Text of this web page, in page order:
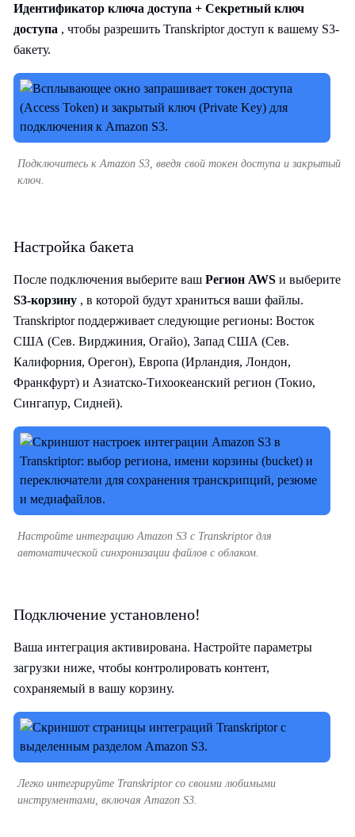
Идентификатор ключа доступа + Секретный ключ
доступа , чтобы разрешить Transkriptor доступ к вашему S3-
бакету.
Подключитесь к Amazon S3, введя свой токен доступа и закрытый
ключ.
Настройка бакета
После подключения выберите ваш Регион AWS и выберите
S3-корзину , в которой будут храниться ваши файлы.
Transkriptor поддерживает следующие регионы: Восток
США (Сев. Вирджиния, Огайо), Запад США (Сев.
Калифорния, Орегон), Европа (Ирландия, Лондон,
Франкфурт) и Азиатско-Тихоокеанский регион (Токио,
Сингапур, Сидней).
Настройте интеграцию Amazon S3 с Transkriptor для
автоматической синхронизации файлов с облаком.
Подключение установлено!
Ваша интеграция активирована. Настройте параметры
загрузки ниже, чтобы контролировать контент,
сохраняемый в вашу корзину.
Легко интегрируйте Transkriptor со своими любимыми
инструментами, включая Amazon S3.